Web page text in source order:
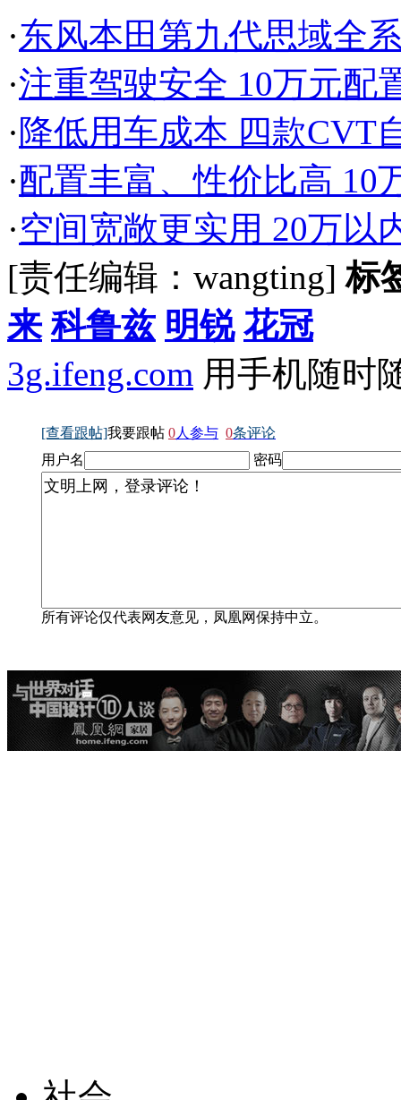
·东风本田第九代思域全
·注重驾驶安全 10万元配
·降低用车成本 四款CVT
·配置丰富、性价比高 10
·空间宽敞更实用 20万以
[责任编辑：wangting]标
来 科鲁兹 明锐 花冠
3g.ifeng.com 用手机随时
[查看跟帖]我要跟帖 0人参与 0条评论
用户名
密码
所有评论仅代表网友意见，凤凰网保持中立。